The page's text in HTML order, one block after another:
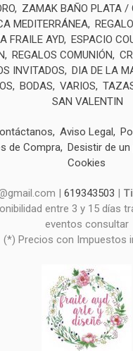
ZAMAK BAÑO PLATA /
MEDITERRÁNEA
FRAILE AYD ESPACIO
REGALOS COMUNIÓN
INVITADOS
DIA DE LA
BODAS VARIOS
SAN VALENTIN
Aviso Legal
de Compra Desistir de un
Cookies
| 619343503 |
entre 3 y 15 días
eventos consultar
(*) Precios con Impuestos